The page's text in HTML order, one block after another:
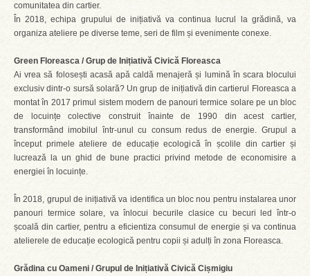
comunitatea din cartier.
În 2018, echipa grupului de inițiativă va continua lucrul la grădină, va
organiza ateliere pe diverse teme, seri de film și evenimente conexe.
Green Floreasca / Grup de Inițiativă Civică Floreasca
Ai vrea să folosești acasă apă caldă menajeră și lumină în scara blocului
exclusiv dintr-o sursă solară? Un grup de inițiativă din cartierul Floreasca a
montat în 2017 primul sistem modern de panouri termice solare pe un bloc
de locuințe colective construit înainte de 1990 din acest cartier,
transformând imobilul într-unul cu consum redus de energie. Grupul a
început primele ateliere de educație ecologică în școlile din cartier și
lucrează la un ghid de bune practici privind metode de economisire a
energiei în locuințe.
În 2018, grupul de inițiativă va identifica un bloc nou pentru instalarea unor
panouri termice solare, va înlocui becurile clasice cu becuri led într-o
școală din cartier, pentru a eficientiza consumul de energie și va continua
atelierele de educație ecologică pentru copii și adulți în zona Floreasca.
Grădina cu Oameni / Grupul de Inițiativă Civică Cișmigiu